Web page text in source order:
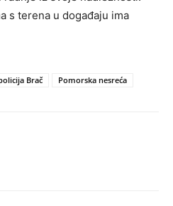
s terena u događaju ima
Brač Pomorska nesreća